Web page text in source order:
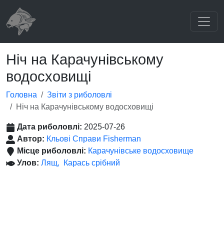
Ніч на Карачунівському
водосховищі
Головна
Звіти з риболовлі
Ніч на Карачунівському водосховищі
Дата риболовлі: 2025-07-26
Автор: Кльові Справи Fisherman
Місце риболовлі: Карачунівське водосховище
Улов: Лящ Карась срібний